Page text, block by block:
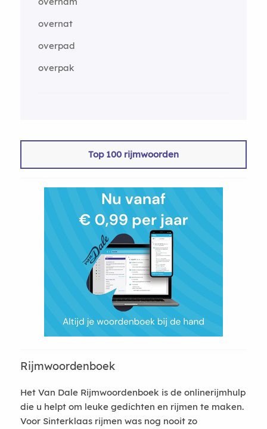
overnat
overpad
overpak
Top 100 rijmwoorden
Rijmwoordenboek
Het Van Dale Rijmwoordenboek is de onlinerijmhulp
die u helpt om leuke gedichten en rijmen te maken.
Voor Sinterklaas rijmen was nog nooit zo